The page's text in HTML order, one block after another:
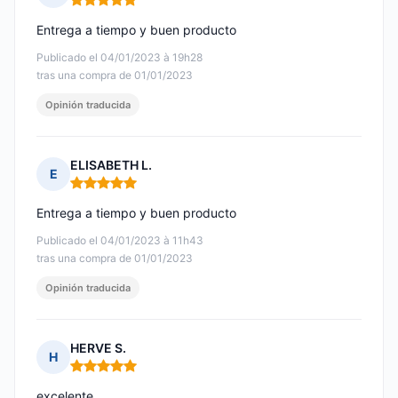
Nota: 5 de 5
Publicado el 04/01/2023 à 19h28
tras una compra de 01/01/2023
Entrega a tiempo y buen producto
Opinión traducida
E
ELISABETH L.
Nota: 5 de 5
Publicado el 04/01/2023 à 11h43
tras una compra de 01/01/2023
Entrega a tiempo y buen producto
Opinión traducida
H
HERVE S.
Nota: 5 de 5